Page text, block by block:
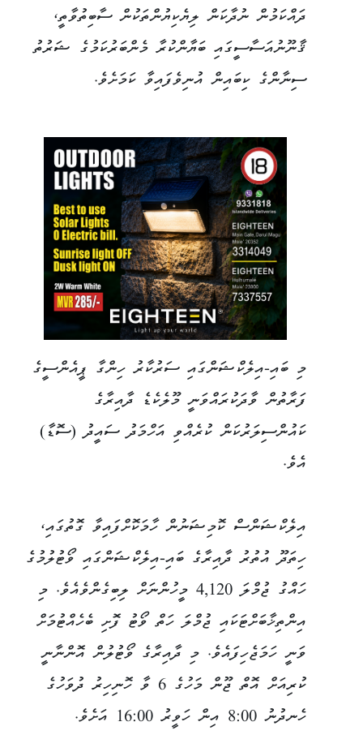
ދައްކަމުން ނުދާކަން ލިޔެކިޔުންތަކުން ސާބިތުވާތީ،
ޤާނޫނުއަސާސީގައި ބަޔާންކުރާ މެންބަރުކަމުގެ ޝަރުތު
ސިނާންގެ ކިބައިން އުނިވެފައިވާ ކަމަށެވެ.
މި ބައި-އިލެކްޝަންގައި ސަރުކާރު ހިންގާ ޕީއެންސީގެ
ފަރާތުން ވާދަކުރައްވަނީ މޫލެކެޑެ ދާއިރާގެ
ކައުންސިލަރުކަން ކުރެއްވި އަހްމަދު ސައީދު (ސޮޑާ)
އެވެ.
އިލެކްޝަންސް ކޮމިޝަނުން ހާމަކޮށްފައިވާ ގޮތުގައި،
ހިތަދޫ އުތުރު ދާއިރާގެ ބައި-އިލެކްޝަންގައި ވޯޓުލުމުގެ
ހައްގު ޖުމްލަ 4,120 މީހުންނަށް ލިބިގެންވެއެވެ. މި
އިންތިޚާބަށްޓަކައި ޖުމްލަ ހަތް ވޯޓު ފޮށި ބެހެއްޓުމަށް
ވަނީ ހަމަޖެހިފައެވެ. މި ދާއިރާގެ ވޯޓުލުން އޮންނާނީ
ކުރިއަށް އޮތް ޖޫން މަހުގެ 6 ވާ ހޮނިހިރު ދުވަހުގެ
ހެނދުނު 8:00 އިން ހަވީރު 16:00 އަށެވެ.